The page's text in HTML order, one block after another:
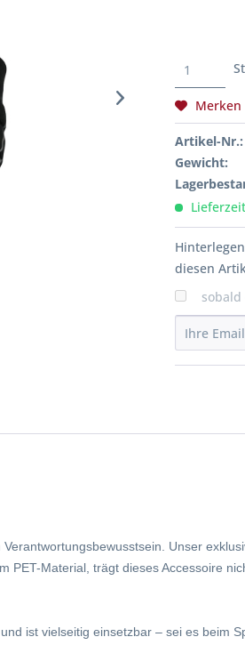
Merken
Artikel-Nr.:
Gewicht:
diesen
Unser
PET-Material, trägt dieses Accessoire
ist vielseitig einsetzbar – sei es beim